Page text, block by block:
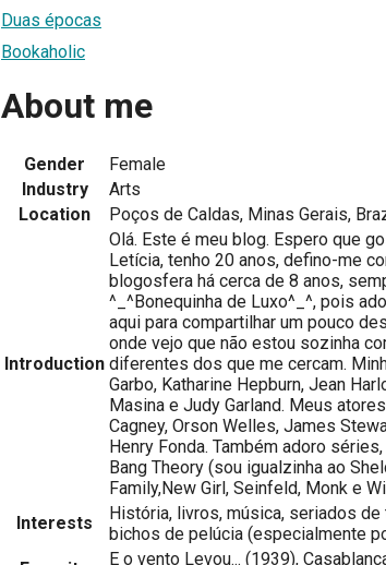
Duas épocas
Bookaholic
About me
Gender
Female
Industry
Arts
Location
Poços de Caldas, Minas Gerais,
Introduction
Olá. Este é meu blog. Espero que
Letícia, tenho 20 anos, defino-me
blogosfera há cerca de 8 anos,
^_^Bonequinha de Luxo^_^, pois
aqui para compartilhar um pouco
onde vejo que não estou sozinha
diferentes dos que me cercam.
Garbo, Katharine Hepburn, Jean
Masina e Judy Garland. Meus
Cagney, Orson Welles, James
Henry Fonda. Também adoro
Bang Theory (sou igualzinha ao
Family,New Girl, Seinfeld, Monk e
Interests
História, livros, música, seriados
bichos de pelúcia (especialmente
E o vento Levou... (1939),